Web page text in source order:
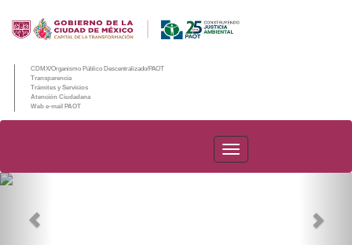
CDMX/Organismo Público Descentralizado/PAOT
Transparencia
Trámites y Servicios
Atención Ciudadana
Web e-mail PAOT
PAOT